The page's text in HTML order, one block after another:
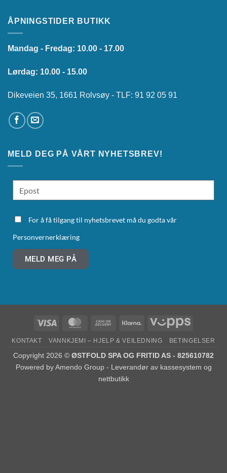
ÅPNINGSTIDER BUTIKK
Mandag - Fredag: 10.00 - 17.00
Lørdag: 10.00 - 15.00
Dikeveien 35, 1661 Rolvsøy - TLF: 91 92 05 91
MELD DEG PÅ VÅRT NYHETSBREV!
For å få tilgang til nyhetsbrevet må du godta vår
Personvernerklæring
MELD MEG PÅ
KONTAKT VANNKJEMI – HJELP & VEILEDNING BETINGELSER
Copyright 2026 © ØSTFOLD SPA OG FRITID AS - 825610782
Powered byAmendo Group - Leverandør av kassesystem og
nettbutikk